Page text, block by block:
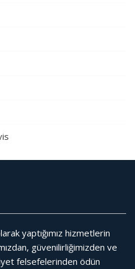
yaptığımız hizmetlerin
güvenilirliğimizden ve
felsefelerinden ödün